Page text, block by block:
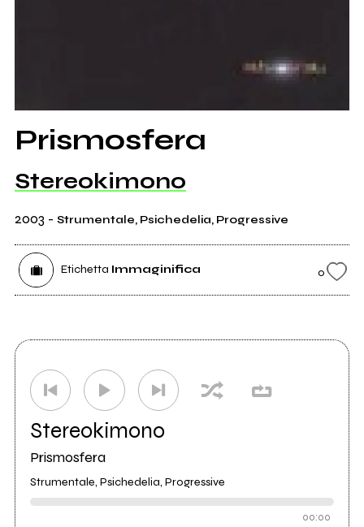
Prismosfera
Stereokimono
2003 - Strumentale, Psichedelia, Progressive
Etichetta Immaginifica 0
Stereokimono
Prismosfera
Strumentale, Psichedelia, Progressive
00:00